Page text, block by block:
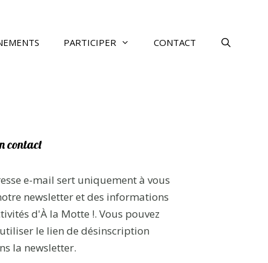
PARTICIPER CONTACT
contact
e-mail sert uniquement à vous
newsletter et des informations
d'À la Motte !. Vous pouvez
le lien de désinscription
la newsletter.